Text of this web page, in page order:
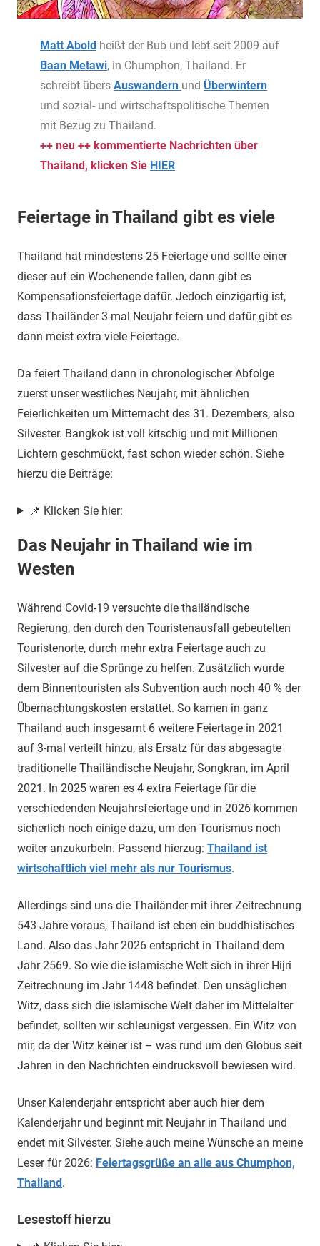
Matt Abold heißt der Bub und lebt seit 2009 auf
Baan Metawi, in Chumphon, Thailand. Er
schreibt übers Auswandern und Überwintern
und sozial- und wirtschaftspolitische Themen
mit Bezug zu Thailand.
++ neu ++ kommentierte Nachrichten über
Thailand, klicken Sie HIER
Feiertage in Thailand gibt es viele
Thailand hat mindestens 25 Feiertage und sollte einer
dieser auf ein Wochenende fallen, dann gibt es
Kompensationsfeiertage dafür. Jedoch einzigartig ist,
dass Thailänder 3-mal Neujahr feiern und dafür gibt es
dann meist extra viele Feiertage.
Da feiert Thailand dann in chronologischer Abfolge
zuerst unser westliches Neujahr, mit ähnlichen
Feierlichkeiten um Mitternacht des 31. Dezembers, also
Silvester. Bangkok ist voll kitschig und mit Millionen
Lichtern geschmückt, fast schon wieder schön. Siehe
hierzu die Beiträge:
📌 Klicken Sie hier:
Das Neujahr in Thailand wie im
Westen
Während Covid-19 versuchte die thailändische
Regierung, den durch den Touristenausfall gebeutelten
Touristenorte, durch mehr extra Feiertage auch zu
Silvester auf die Sprünge zu helfen. Zusätzlich wurde
dem Binnentouristen als Subvention auch noch 40 % der
Übernachtungskosten erstattet. So kamen in ganz
Thailand auch insgesamt 6 weitere Feiertage in 2021
auf 3-mal verteilt hinzu, als Ersatz für das abgesagte
traditionelle Thailändische Neujahr, Songkran, im April
2021. In 2025 waren es 4 extra Feiertage für die
verschiedenden Neujahrsfeiertage und in 2026 kommen
sicherlich noch einige dazu, um den Tourismus noch
weiter anzukurbeln. Passend hierzug: Thailand ist
wirtschaftlich viel mehr als nur Tourismus.
Allerdings sind uns die Thailänder mit ihrer Zeitrechnung
543 Jahre voraus, Thailand ist eben ein buddhistisches
Land. Also das Jahr 2026 entspricht in Thailand dem
Jahr 2569. So wie die islamische Welt sich in ihrer Hijri
Zeitrechnung im Jahr 1448 befindet. Den unsäglichen
Witz, dass sich die islamische Welt daher im Mittelalter
befindet, sollten wir schleunigst vergessen. Ein Witz von
mir, da der Witz keiner ist – was rund um den Globus seit
Jahren in den Nachrichten eindrucksvoll bewiesen wird.
Unser Kalenderjahr entspricht aber auch hier dem
Kalenderjahr und beginnt mit Neujahr in Thailand und
endet mit Silvester. Siehe auch meine Wünsche an meine
Leser für 2026: Feiertagsgrüße an alle aus Chumphon,
Thailand.
Lesestoff hierzu